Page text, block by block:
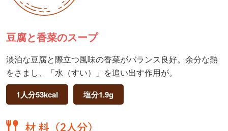
豆腐と香菜のスープ
淡泊な豆腐と際立つ風味の香菜がバランス良好。余分な熱
をさまし、「水（すい）」を追い出す作用が。
1人分53kcal 塩分1.9g